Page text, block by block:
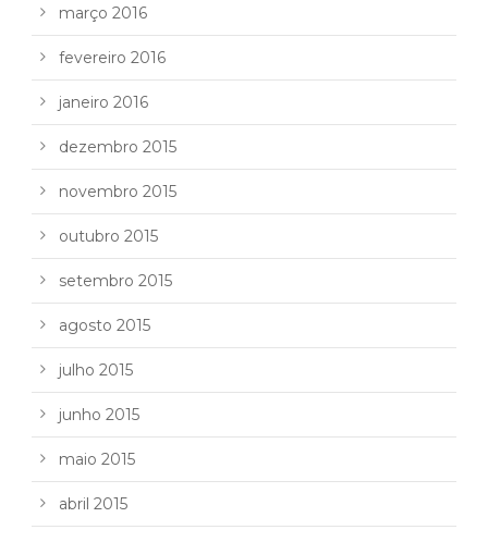
março 2016
fevereiro 2016
janeiro 2016
dezembro 2015
novembro 2015
outubro 2015
setembro 2015
agosto 2015
julho 2015
junho 2015
maio 2015
abril 2015